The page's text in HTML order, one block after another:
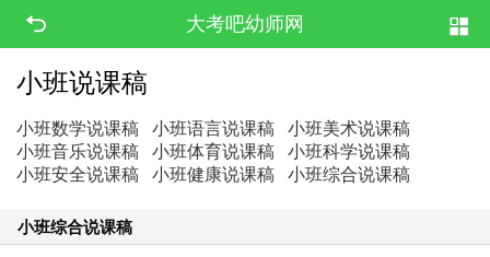
大考吧幼师网
小班说课稿
小班数学说课稿 小班语言说课稿
小班美术说课稿
小班音乐说课稿
小班体育说课稿
小班科学说课稿
小班安全说课稿
小班健康说课稿 小班综合说课稿
小班综合说课稿